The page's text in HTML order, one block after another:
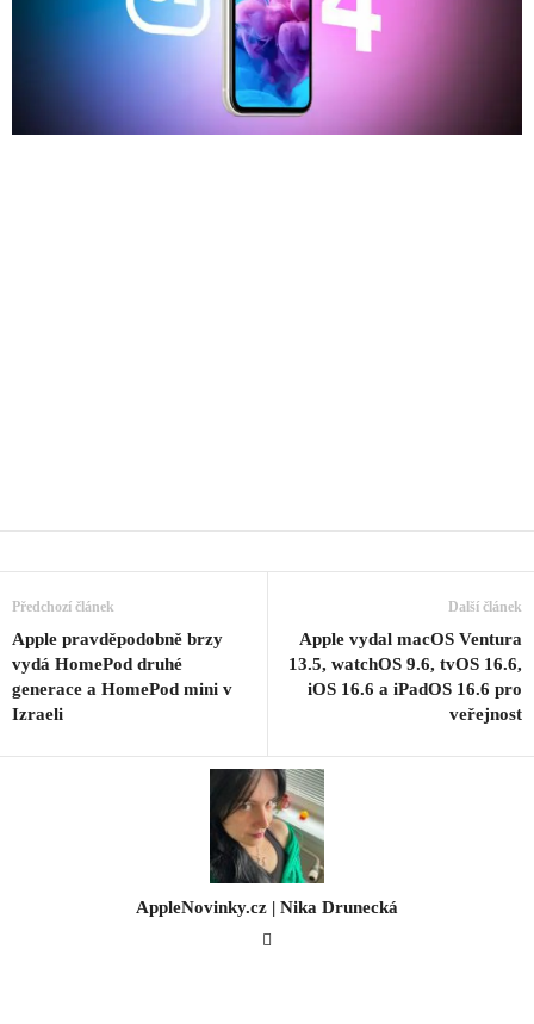
Předchozí článek
Apple pravděpodobně brzy
vydá HomePod druhé
generace a HomePod mini v
Izraeli
Další článek
Apple vydal macOS Ventura
13.5, watchOS 9.6, tvOS 16.6,
iOS 16.6 a iPadOS 16.6 pro
veřejnost
AppleNovinky.cz | Nika Drunecká